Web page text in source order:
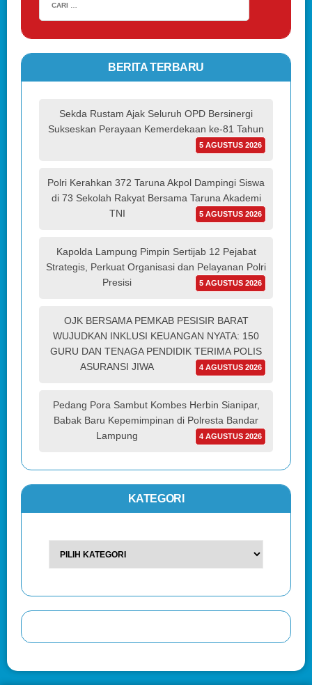
BERITA TERBARU
Sekda Rustam Ajak Seluruh OPD Bersinergi
Sukseskan Perayaan Kemerdekaan ke-81 Tahun
5 AGUSTUS 2026
Polri Kerahkan 372 Taruna Akpol Dampingi Siswa
di 73 Sekolah Rakyat Bersama Taruna Akademi
TNI
5 AGUSTUS 2026
Kapolda Lampung Pimpin Sertijab 12 Pejabat
Strategis, Perkuat Organisasi dan Pelayanan Polri
Presisi
5 AGUSTUS 2026
OJK BERSAMA PEMKAB PESISIR BARAT
WUJUDKAN INKLUSI KEUANGAN NYATA: 150
GURU DAN TENAGA PENDIDIK TERIMA POLIS
ASURANSI JIWA
4 AGUSTUS 2026
Pedang Pora Sambut Kombes Herbin Sianipar,
Babak Baru Kepemimpinan di Polresta Bandar
Lampung
4 AGUSTUS 2026
KATEGORI